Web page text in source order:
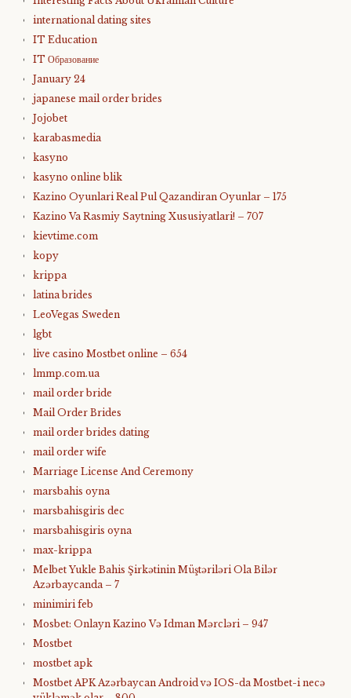
international dating sites
IT Education
IT Образование
January 24
japanese mail order brides
Jojobet
karabasmedia
kasyno
kasyno online blik
Kazino Oyunlari Real Pul Qazandiran Oyunlar – 175
Kazino Va Rasmiy Saytning Xususiyatlari! – 707
kievtime.com
kopy
krippa
latina brides
LeoVegas Sweden
lgbt
live casino Mostbet online – 654
lmmp.com.ua
mail order bride
Mail Order Brides
mail order brides dating
mail order wife
Marriage License And Ceremony
marsbahis oyna
marsbahisgiris dec
marsbahisgiris oyna
max-krippa
Melbet Yukle Bahis Şirkətinin Müştəriləri Ola Bilər
Azərbaycanda – 7
minimiri feb
Mosbet: Onlayn Kazino Və Idman Mərcləri – 947
Mostbet
mostbet apk
Mostbet APK Azərbaycan Android və IOS-da Mostbet-i necə